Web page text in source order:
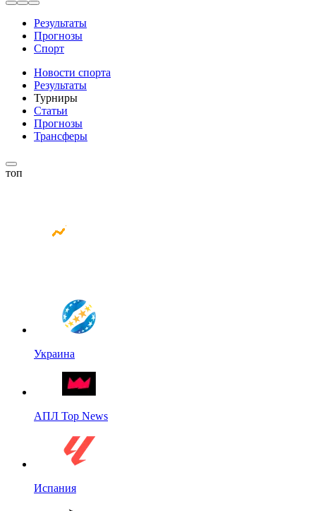
Результаты
Прогнозы
Спорт
Новости спорта
Результаты
Турниры
Статьи
Прогнозы
Трансферы
топ
Украина
АПЛ Top News
Испания